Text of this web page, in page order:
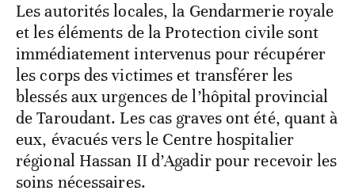
Les autorités locales, la Gendarmerie royale
et les éléments de la Protection civile sont
immédiatement intervenus pour récupérer
les corps des victimes et transférer les
blessés aux urgences de l’hôpital provincial
de Taroudant. Les cas graves ont été, quant à
eux, évacués vers le Centre hospitalier
régional Hassan II d’Agadir pour recevoir les
soins nécessaires.